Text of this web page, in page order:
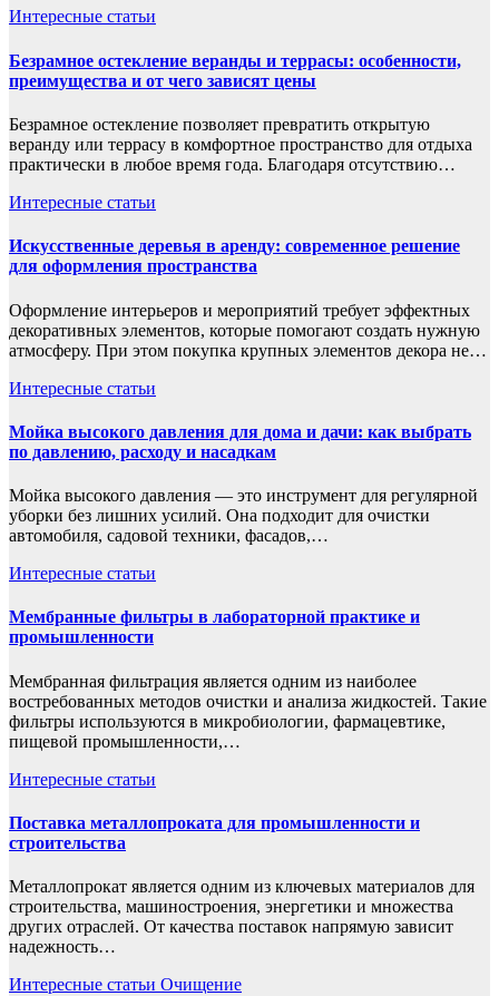
Интересные статьи
Безрамное остекление веранды и террасы: особенности,
преимущества и от чего зависят цены
Безрамное остекление позволяет превратить открытую
веранду или террасу в комфортное пространство для отдыха
практически в любое время года. Благодаря отсутствию…
Интересные статьи
Искусственные деревья в аренду: современное решение
для оформления пространства
Оформление интерьеров и мероприятий требует эффектных
декоративных элементов, которые помогают создать нужную
атмосферу. При этом покупка крупных элементов декора не…
Интересные статьи
Мойка высокого давления для дома и дачи: как выбрать
по давлению, расходу и насадкам
Мойка высокого давления — это инструмент для регулярной
уборки без лишних усилий. Она подходит для очистки
автомобиля, садовой техники, фасадов,…
Интересные статьи
Мембранные фильтры в лабораторной практике и
промышленности
Мембранная фильтрация является одним из наиболее
востребованных методов очистки и анализа жидкостей. Такие
фильтры используются в микробиологии, фармацевтике,
пищевой промышленности,…
Интересные статьи
Поставка металлопроката для промышленности и
строительства
Металлопрокат является одним из ключевых материалов для
строительства, машиностроения, энергетики и множества
других отраслей. От качества поставок напрямую зависит
надежность…
Интересные статьи Очищение